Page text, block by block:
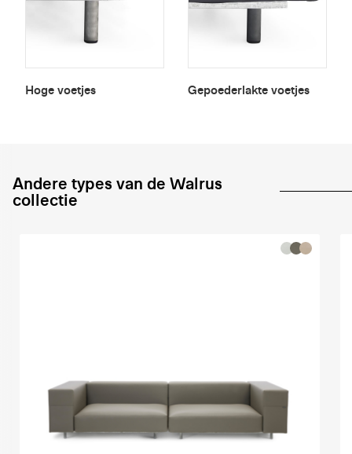
Hoge voetjes Gepoederlakte voetjes
Andere types van de Walrus
collectie